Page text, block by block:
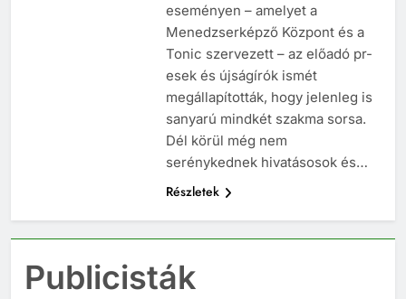
eseményen – amelyet a
Menedzserképző Központ és a
Tonic szervezett – az előadó pr-
esek és újságírók ismét
megállapították, hogy jelenleg is
sanyarú mindkét szakma sorsa.
Dél körül még nem
serénykednek hivatásosok és…
Részletek
Publicisták